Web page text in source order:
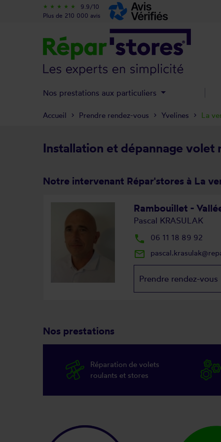
Installation et dépannage volet
Notre intervenant Répar'stores à La
Rambouillet -
Pascal KRASULAK
local_phone 06 11 18 89 92
mail_outline
Prendre rendez-vous
Nos prestations
Réparation de volets
roulants et stores
Accueil Prendre rendez-vous Yvelines La
star_rate star_rate star_rate star_rate star_rate
9.9/10
Plus de 210 000 avis
Nos prestations aux particuliers